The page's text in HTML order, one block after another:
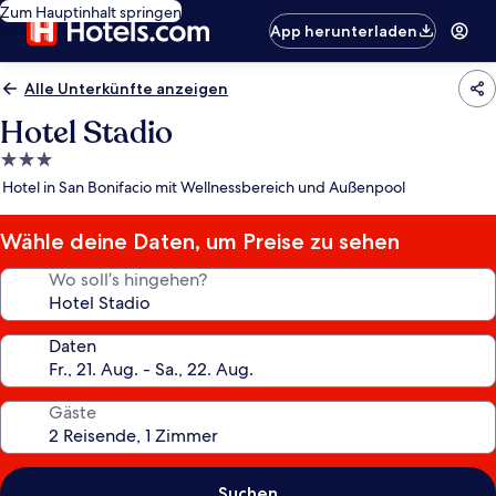
Zum Hauptinhalt springen
App herunterladen
Alle Unterkünfte anzeigen
Hotel Stadio
3.0-
Sterne-
Hotel in San Bonifacio mit Wellnessbereich und Außenpool
Wähle deine Daten, um Preise zu sehen
Wo soll’s hingehen?
Daten
Gäste